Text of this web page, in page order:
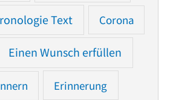
Text Corona
Einen Wunsch erfüllen
Erinnerung